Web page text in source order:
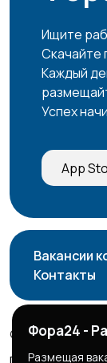
Ищите
Скачайте
Каждый
Успех
App
Вакансии
Контакты
© 2026 Фора24
Фора24 -
Размещая